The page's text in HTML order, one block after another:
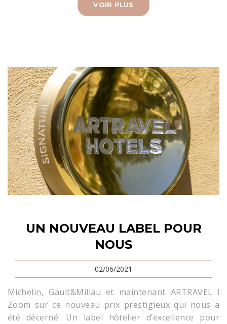
VOIR PLUS
UN NOUVEAU LABEL POUR
NOUS
02/06/2021
Michelin, Gault&Millau et maintenant ARTRAVEL !
Zoom sur ce nouveau prix prestigieux qui nous a
été décerné. Un label hôtelier d’excellence pour